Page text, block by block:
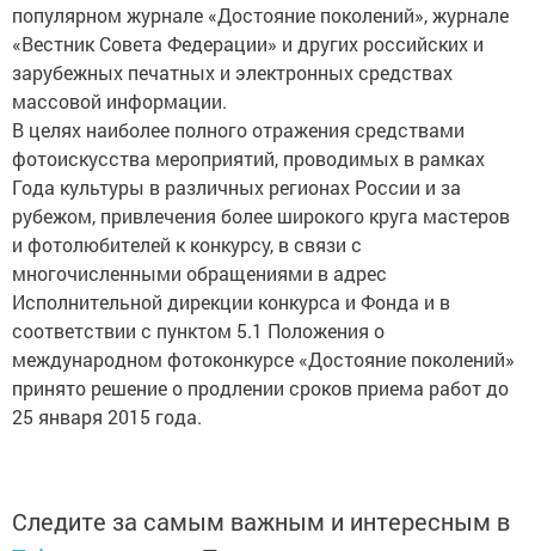
популярном журнале «Достояние поколений», журнале
«Вестник Совета Федерации» и других российских и
зарубежных печатных и электронных средствах
массовой информации.
В целях наиболее полного отражения средствами
фотоискусства мероприятий, проводимых в рамках
Года культуры в различных регионах России и за
рубежом, привлечения более широкого круга мастеров
и фотолюбителей к конкурсу, в связи с
многочисленными обращениями в адрес
Исполнительной дирекции конкурса и Фонда и в
соответствии с пунктом 5.1 Положения о
международном фотоконкурсе «Достояние поколений»
принято решение о продлении сроков приема работ до
25 января 2015 года.
Следите за самым важным и интересным в